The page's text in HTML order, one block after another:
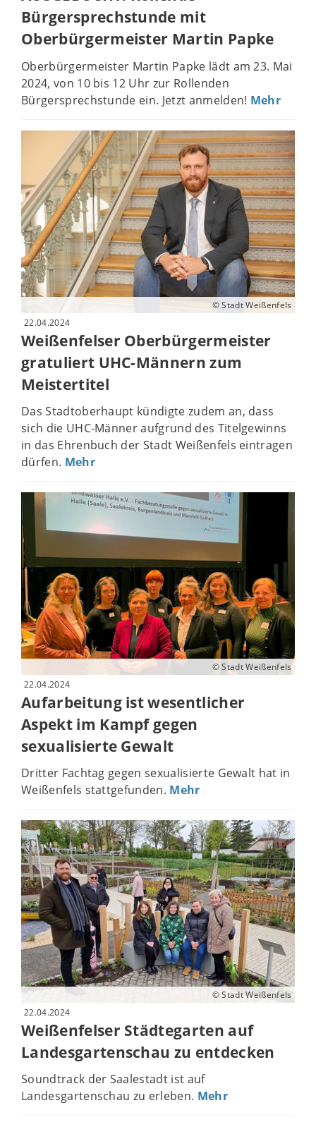
Bürgersprechstunde mit
Oberbürgermeister Martin Papke
Oberbürgermeister Martin Papke lädt am 23. Mai
2024, von 10 bis 12 Uhr zur Rollenden
Bürgersprechstunde ein. Jetzt anmelden! Mehr
© Stadt Weißenfels
22.04.2024
Weißenfelser Oberbürgermeister
gratuliert UHC-Männern zum
Meistertitel
Das Stadtoberhaupt kündigte zudem an, dass
sich die UHC-Männer aufgrund des Titelgewinns
in das Ehrenbuch der Stadt Weißenfels eintragen
dürfen. Mehr
© Stadt Weißenfels
22.04.2024
Aufarbeitung ist wesentlicher
Aspekt im Kampf gegen
sexualisierte Gewalt
Dritter Fachtag gegen sexualisierte Gewalt hat in
Weißenfels stattgefunden. Mehr
© Stadt Weißenfels
22.04.2024
Weißenfelser Städtegarten auf
Landesgartenschau zu entdecken
Soundtrack der Saalestadt ist auf
Landesgartenschau zu erleben. Mehr